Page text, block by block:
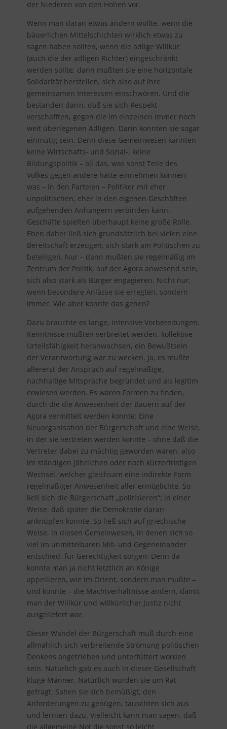
der Niederen von den Hohen vor.
Wenn man daran etwas ändern wollte, wenn die
bäuerlichen Mittelschichten wirklich etwas zu
sagen haben sollten, wenn die adlige Willkür
(auch die der adligen Richter) eingeschränkt
werden sollte, dann mußten sie eine horizontale
Solidarität herstellen, sich also auf ihre
gemeinsamen Interessen einschwören. Und die
bestanden darin, daß sie sich Respekt
verschafften, gegen die im einzelnen immer noch
weit überlegenen Adligen. Darin konnten sie sogar
einmütig sein. Denn diese Gemeinwesen kannten
keine Wirtschafts- und Sozial-, keine
Bildungspolitik – all das, was sonst Teile des
Volkes gegen andere hätte einnehmen können;
was – in den Parteien – Politiker mit eher
unpolitischen, eher in den eigenen Geschäften
aufgehenden Anhängern verbinden kann.
Geschäfte spielten überhaupt keine große Rolle.
Eben daher ließ sich grundsätzlich bei vielen eine
Bereitschaft erzeugen, sich stark am Politischen zu
beteiligen. Nur – dann mußten sie regelmäßig im
Zentrum der Politik, auf der Agora anwesend sein,
sich also stark als Bürger engagieren. Nicht nur,
wenn besondere Anlässe sie erregten, sondern
immer. Wie aber konnte das gehen?
Dazu brauchte es lange, intensive Vorbereitungen.
Kenntnisse mußten verbreitet werden, kollektive
Urteilsfähigkeit heranwachsen, ein Bewußtsein
der Verantwortung war zu wecken. Ja, es mußte
allererst der Anspruch auf regelmäßige,
nachhaltige Mitsprache begründet und als legitim
erwiesen werden. Es waren Formen zu finden,
durch die die Anwesenheit der Bauern auf der
Agora vermittelt werden konnte: Eine
Neuorganisation der Bürgerschaft und eine Weise,
in der sie vertreten werden konnte – ohne daß die
Vertreter dabei zu mächtig geworden wären, also
im ständigen jährlichen oder noch kürzerfristigen
Wechsel, welcher gleichsam eine indirekte Form
regelmäßiger Anwesenheit aller ermöglichte. So
ließ sich die Bürgerschaft „politisieren“; in einer
Weise, daß später die Demokratie daran
anknüpfen konnte. So ließ sich auf griechische
Weise, in diesen Gemeinwesen, in denen sich so
viel im unmittelbaren Mit- und Gegeneinander
entschied, für Gerechtigkeit sorgen: Denn da
konnte man ja nicht letztlich an Könige
appellieren, wie im Orient, sondern man mußte –
und konnte – die Machtverhältnisse ändern, damit
man der Willkür und willkürlicher Justiz nicht
ausgeliefert war.
Dieser Wandel der Bürgerschaft muß durch eine
allmählich sich verbreitende Strömung politischen
Denkens angetrieben und unterfüttert worden
sein. Natürlich gab es auch in dieser Gesellschaft
kluge Männer. Natürlich wurden sie um Rat
gefragt. Sahen sie sich bemüßigt, den
Anforderungen zu genügen, tauschten sich aus
und lernten dazu. Vielleicht kann man sagen, daß
die allgemeine Not die sonst so leicht